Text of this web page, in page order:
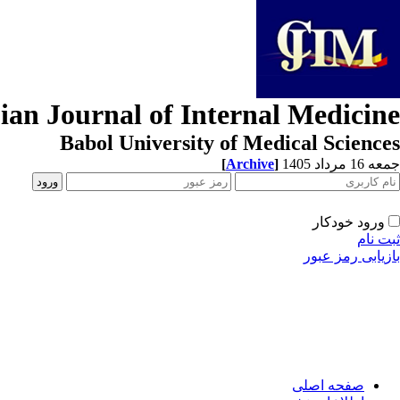
Journal of Internal Medicine
Babol University of Medical Sciences
جمعه 16 مرداد 1405 [Archive]
ورود خودکار
ثبت نام
بازیابی رمز عبور
صفحه اصلی